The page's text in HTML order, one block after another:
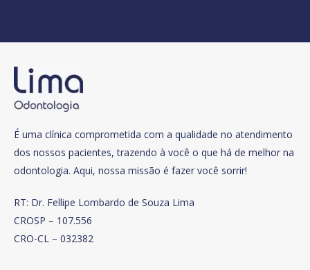
É uma clínica comprometida com a qualidade no atendimento
dos nossos pacientes, trazendo à você o que há de melhor na
odontologia. Aqui, nossa missão é fazer você sorrir!
RT: Dr. Fellipe Lombardo de Souza Lima
CROSP – 107.556
CRO-CL – 032382